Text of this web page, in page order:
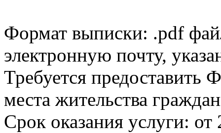
Формат выписки: .pdf
электронную почту,
Требуется
места жительства
Срок оказания услуги: от